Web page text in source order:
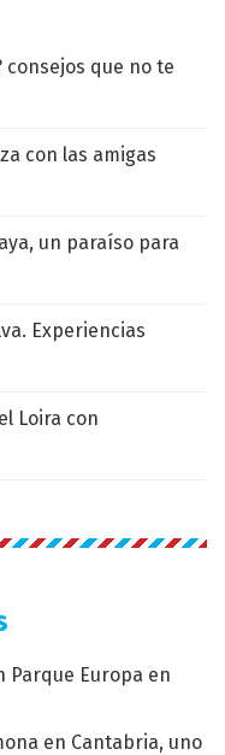
consejos que no te
con las amigas
un paraíso para
Experiencias
Loira con
Parque Europa en
en Cantabria, uno